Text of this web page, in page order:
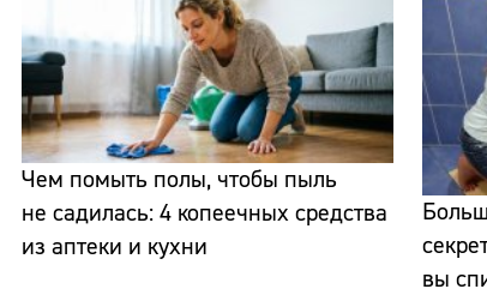
Чем помыть полы, чтобы пыль
не садилась: 4 копеечных средства
из аптеки и кухни
вы